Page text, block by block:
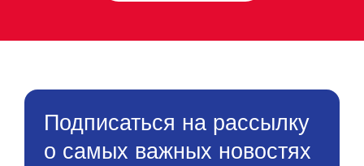
Подписаться на рассылку
о самых важных новостях